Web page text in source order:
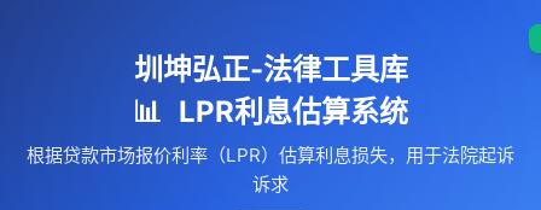
圳坤弘正-法律工具库
📊 LPR利息估算系统
根据贷款市场报价利率（LPR）估算利息损失，用于法院起诉
诉求